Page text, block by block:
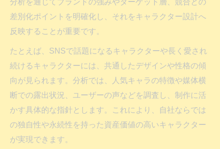
差別化ポイントを明確化し、それをキャラクター設計へ
反映することが重要です。
たとえば、SNSで話題になるキャラクターや長く愛され
続けるキャラクターには、共通したデザインや性格の傾
向が見られます。分析では、人気キャラの特徴や媒体横
断での露出状況、ユーザーの声などを調査し、制作に活
かす具体的な指針とします。これにより、自社ならでは
の独自性や永続性を持った資産価値の高いキャラクター
が実現できます。